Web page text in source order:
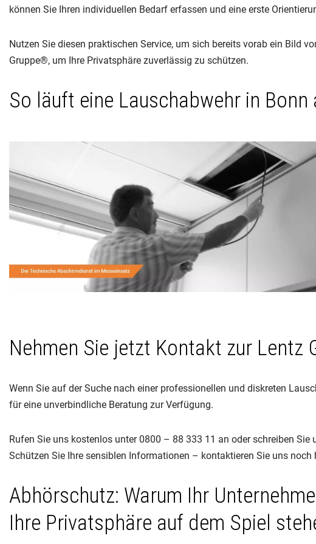
können Sie Ihren individuellen Bedarf erfassen und eine erste
Nutzen Sie diesen praktischen Service, um sich bereits vorab ein Bild
Gruppe®, um Ihre Privatsphäre zuverlässig zu schützen.
So läuft eine Lauschabwehr in Bonn
Nehmen Sie jetzt Kontakt zur Lentz
Wenn Sie auf der Suche nach einer professionellen und diskreten
für eine unverbindliche Beratung zur Verfügung.
Rufen Sie uns kostenlos unter 0800 – 88 333 11 an oder schreiben Sie
Schützen Sie Ihre sensiblen Informationen – kontaktieren Sie uns noch
Abhörschutz: Warum Ihr
Ihre Privatsphäre auf dem Spiel